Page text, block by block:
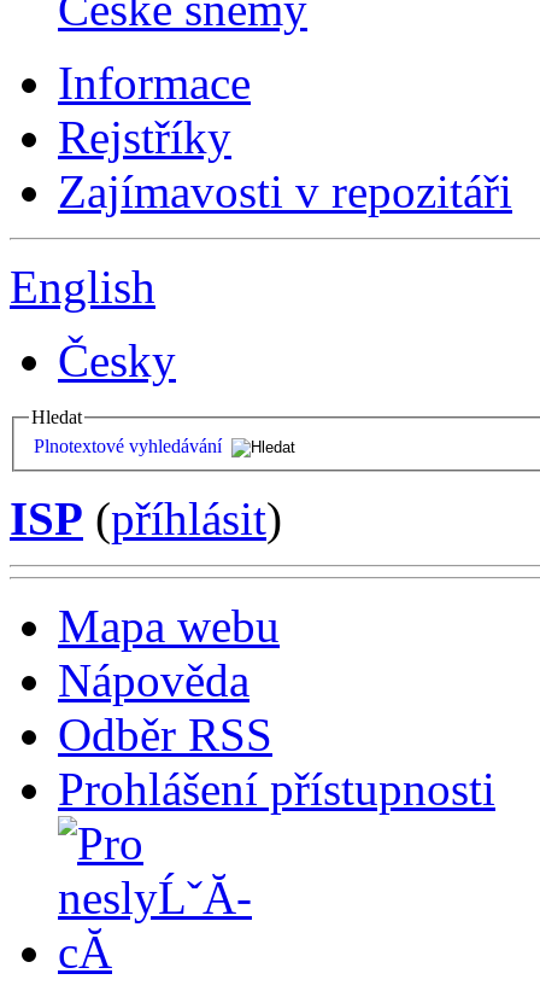
Informace
Rejstříky
Zajímavosti v repozitáři
English
Česky
Hledat
Plnotextové vyhledávání
ISP (příhlásit)
Mapa webu
Nápověda
Odběr RSS
Prohlášení přístupnosti